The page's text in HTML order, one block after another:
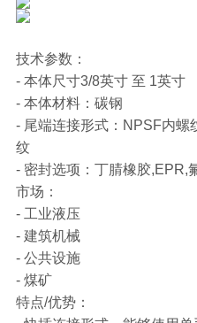
技术参数：
- 本体尺寸3/8英寸 至 1英寸
- 本体材料：碳钢
- 尾端连接形式：NPSF内螺
纹
- 密封选项：丁腈橡胶,EPR,
市场：
- 工业液压
- 建筑机械
- 公共设施
- 煤矿
特点/优势：